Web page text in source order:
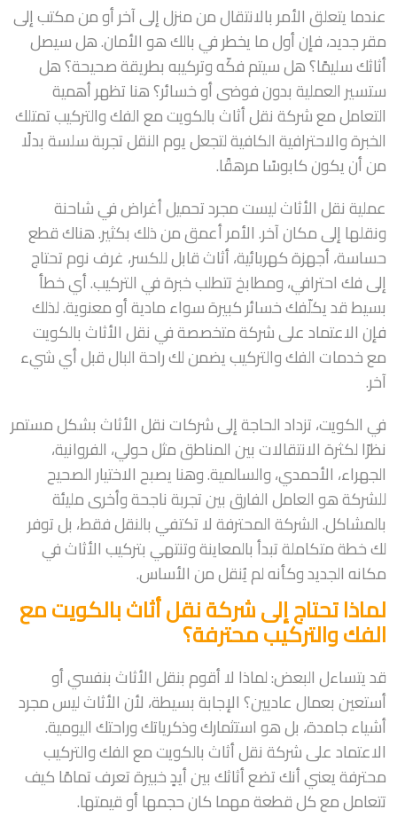
عندما يتعلق الأمر بالانتقال من منزل إلى آخر أو من مكتب إلى
مقر جديد، فإن أول ما يخطر في بالك هو الأمان. هل سيصل
أثاثك سليمًا؟ هل سيتم فكّه وتركيبه بطريقة صحيحة؟ هل
ستسير العملية بدون فوضى أو خسائر؟ هنا تظهر أهمية
التعامل مع شركة نقل أثاث بالكويت مع الفك والتركيب تمتلك
الخبرة والاحترافية الكافية لتجعل يوم النقل تجربة سلسة بدلًا
من أن يكون كابوسًا مرهقًا.
عملية نقل الأثاث ليست مجرد تحميل أغراض في شاحنة
ونقلها إلى مكان آخر. الأمر أعمق من ذلك بكثير. هناك قطع
حساسة، أجهزة كهربائية، أثاث قابل للكسر، غرف نوم تحتاج
إلى فك احترافي، ومطابخ تتطلب خبرة في التركيب. أي خطأ
بسيط قد يكلّفك خسائر كبيرة سواء مادية أو معنوية. لذلك
فإن الاعتماد على شركة متخصصة في نقل الأثاث بالكويت
مع خدمات الفك والتركيب يضمن لك راحة البال قبل أي شيء
آخر.
في الكويت، تزداد الحاجة إلى شركات نقل الأثاث بشكل مستمر
نظرًا لكثرة الانتقالات بين المناطق مثل حولي، الفروانية،
الجهراء، الأحمدي، والسالمية. وهنا يصبح الاختيار الصحيح
للشركة هو العامل الفارق بين تجربة ناجحة وأخرى مليئة
بالمشاكل. الشركة المحترفة لا تكتفي بالنقل فقط، بل توفر
لك خطة متكاملة تبدأ بالمعاينة وتنتهي بتركيب الأثاث في
مكانه الجديد وكأنه لم يُنقل من الأساس.
لماذا تحتاج إلى شركة نقل أثاث بالكويت مع
الفك والتركيب محترفة؟
قد يتساءل البعض: لماذا لا أقوم بنقل الأثاث بنفسي أو
أستعين بعمال عاديين؟ الإجابة بسيطة، لأن الأثاث ليس مجرد
أشياء جامدة، بل هو استثمارك وذكرياتك وراحتك اليومية.
الاعتماد على شركة نقل أثاث بالكويت مع الفك والتركيب
محترفة يعني أنك تضع أثاثك بين أيدٍ خبيرة تعرف تمامًا كيف
تتعامل مع كل قطعة مهما كان حجمها أو قيمتها.